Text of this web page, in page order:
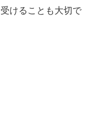
けることも大切で